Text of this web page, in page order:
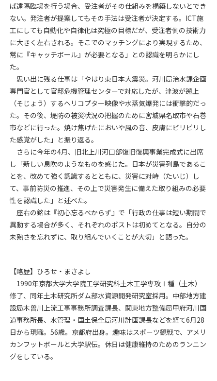
ば遠隔臨場を行う場合、受注者がその仕組みを構築しないとでき
ない。発注者が提案してもその手法は受注者が決定する。ICT施
工にしても自動化や自律化は究極の目標だが、受注者側の技術力
に大きく左右される。そこでのマッチングにより実現するため、
常に『キャッチボール』が必要となる」との認識を明らかにし
た。
思い出に残る仕事は「やはり東日本大震災。河川局治水課企画
専門官として官邸危機管理センターで対応したが、津波が遡上
（そじょう）するヘリコプター映像や水蒸気爆発には衝撃的だっ
た。その後、堤防の被災状況の把握のために宮城県名取市や石巻
市などに行った。焼け焦げたにおいや風の音、皮膚にビリビリし
た感覚がした」と振り返る。
さらに今年の4月、旧北上川河口部復旧復興事業完成式に出席
し「新しい息吹のようなものを感じた。日本が災害列島であるこ
とを、改めて強く認識するとともに、災害に対峙（たいじ）し
て、事前防災の推進、その上で災害発生に備えた取り組みの必要
性を認識した」と述べた。
座右の銘は『初心忘るべからず』で「行政の仕事は短い期間で
異動する場合が多く、それぞれのポストは初めてとなる。自分の
未熟さを忘れずに、取り組んでいくことが大切」と語った。
【略歴】ひろせ・まさよし
1990年京都大学大学院工学研究科土木工学専攻Ⅰ種（土木）
修了、同年土木研究所ダム部水資源開発研究室採用。中部地方建
設局木曽川上流工事事務所調査課長、関東地方整備局甲府河川国
道事務所長、水管理・国土保全局河川計画課長などを経て6月28
日から現職。56歳。京都府出身。趣味はスポーツ観戦で、アメリ
カンフットボールと大学駅伝。休日は健康維持のためのランニン
グをしている。
第6条（会員の禁止事項）
1. 会員は建設資料館WEB上で以下の行為をしないものとしま
す。
(1) 第三者または管理者の著作権、その他知的所有権を侵害す
る行為
為
(3) 第三者または管理者を誹謗中傷する行為
(4) 有害なコンピュータプログラム等を送信又は書き込む行為
(5) 第三者に不利益を与える行為
(6) 管理者が承認していない営利を目的とした行為
(7) 公序良俗に反する行為
(8) 犯罪的行為に結びつく行為
(9) その他、法律に反する行為
(10) 建設資料館から知り得た情報及びダウンロードした情報
を、営利を目的として第三者に転売し、または転売のため
に第三者に提供すること
第7条（登録内容の削除）
管理者は、会員が登録した内容が以下に該当する、またはその
恐れのあるものは、会員の承諾なく削除できるものとします。
(2) 建設資料館の運営および保守管理上、必要と判断した場合
(3) 広告掲載料金の支払が遅延した場合
(4) その他、管理者が不適当と判断した場合
第8条（サービスの変更・中止等）
管理者は、会員の承諾なく、本サービス内容の変更(新規追加、
廃止を含み)し、本サービスの運営を中止または廃止することが
できるものとします。これに起因する会員または他の第三者が
被った損害について管理者は､一切の責任をも負わないものと